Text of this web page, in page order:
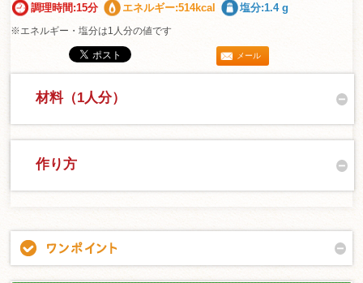
調理時間:15分 エネルギー:514kcal 塩分:1.4 g
※エネルギー・塩分は1人分の値です
メール
材料（1人分）
作り方